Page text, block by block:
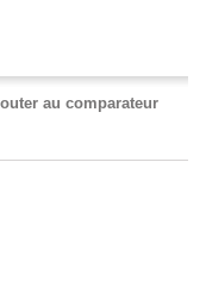
au comparateur